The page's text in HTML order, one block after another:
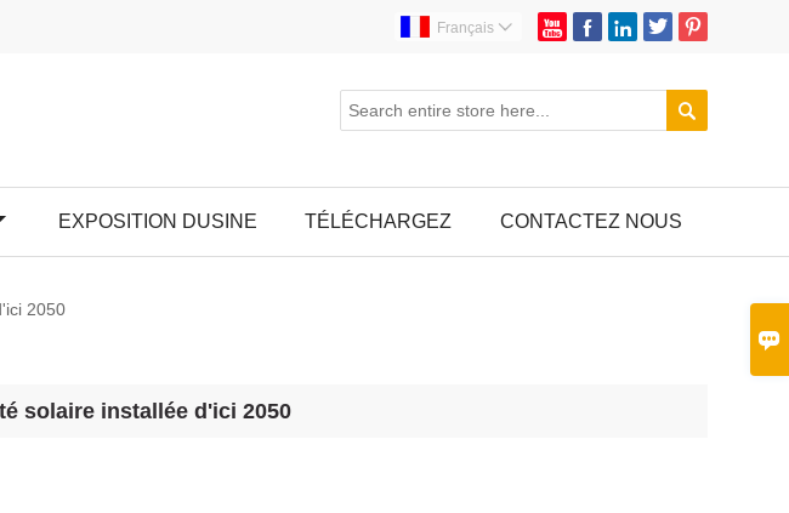

    
Français 

EXPOSITION DUSINE TÉLÉCHARGEZ CONTACTEZ NOUS
2050
solaire installée d'ici 2050